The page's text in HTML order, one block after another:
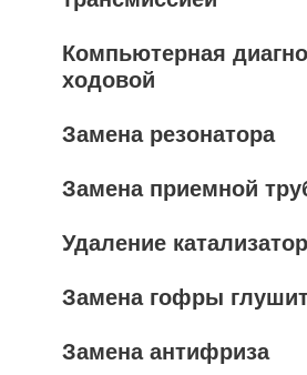
Компьютерная
ходовой
Замена резонатора
Замена приемной
Удаление
Замена гофры
Замена антифриза